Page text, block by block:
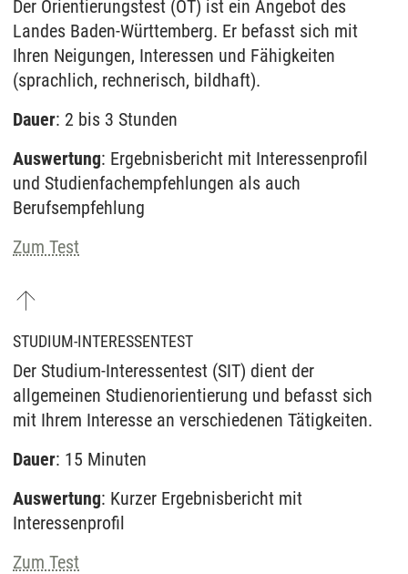
Der Orientierungstest (OT) ist ein Angebot des
Landes Baden-Württemberg. Er befasst sich mit
Ihren Neigungen, Interessen und Fähigkeiten
(sprachlich, rechnerisch, bildhaft).
Dauer: 2 bis 3 Stunden
Auswertung: Ergebnisbericht mit Interessenprofil
und Studienfachempfehlungen als auch
Berufsempfehlung
Zum Test
STUDIUM-INTERESSENTEST
Der Studium-Interessentest (SIT) dient der
allgemeinen Studienorientierung und befasst sich
mit Ihrem Interesse an verschiedenen Tätigkeiten.
Dauer: 15 Minuten
Auswertung: Kurzer Ergebnisbericht mit
Interessenprofil
Zum Test